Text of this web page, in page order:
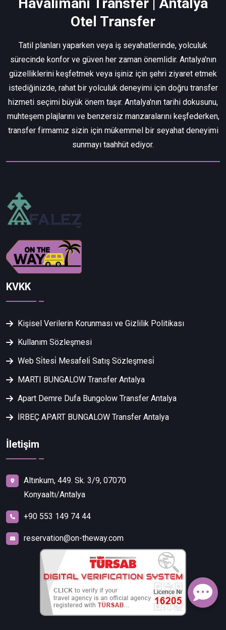
Otel Transfer
Tatil planları yaparken veya iş seyahatlerinde, yolculuk
sürecinde konfor ve güven her zaman önemlidir. Antalya'nın
güzelliklerini keşfetmek veya işiniz için şehri ziyaret etmek
istediğinizde, rahat bir yolculuk deneyimi için doğru transfer
hizmeti seçimi büyük önem taşır. Antalya'nın tarihi dokusunu,
muhteşem plajlarını ve benzersiz manzaralarını keşfederken,
transfer firmamız sizin için mükemmel bir seyahat deneyimi
sunmayı taahhüt ediyor.
KVKK
Kişisel Verilerin Korunması ve Gizlilik Politikası
Kullanım Sözleşmesi
Web Si̇tesi̇ Mesafeli̇ Satış Sözleşmesi̇
MARTI BUNGALOW Transfer Antalya
Apart Demre Dufa Bungolow Transfer Antalya
İRBEÇ APART BUNGALOW Transfer Antalya
İletişim
Altınkum, 449. Sk. 3/9, 07070
Konyaaltı/Antalya
+90 553 149 74 44
reservation@on-theway.com